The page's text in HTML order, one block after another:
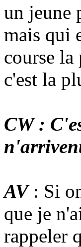
un jeune
mais qui
course
c'est la
CW :
AV: Si
que je
rappeler